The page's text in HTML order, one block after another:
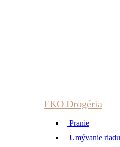
EKO Drogéria
Pranie
Umývanie riadu